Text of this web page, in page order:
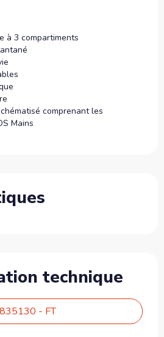
à 3 compartiments
comprenant les
Mains
technique
835130 - FT